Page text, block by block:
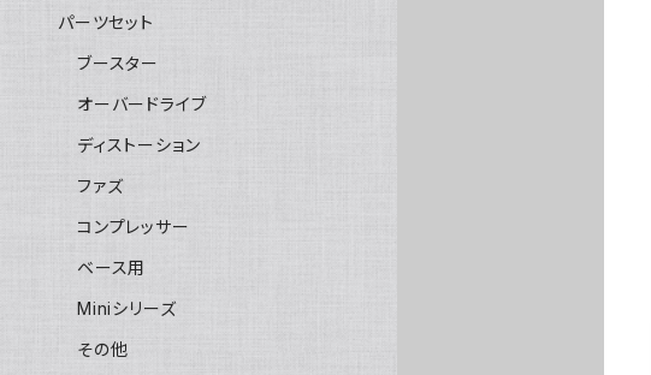
パーツセット
ブースター
オーバードライブ
ディストーション
ファズ
コンプレッサー
ベース用
Miniシリーズ
その他